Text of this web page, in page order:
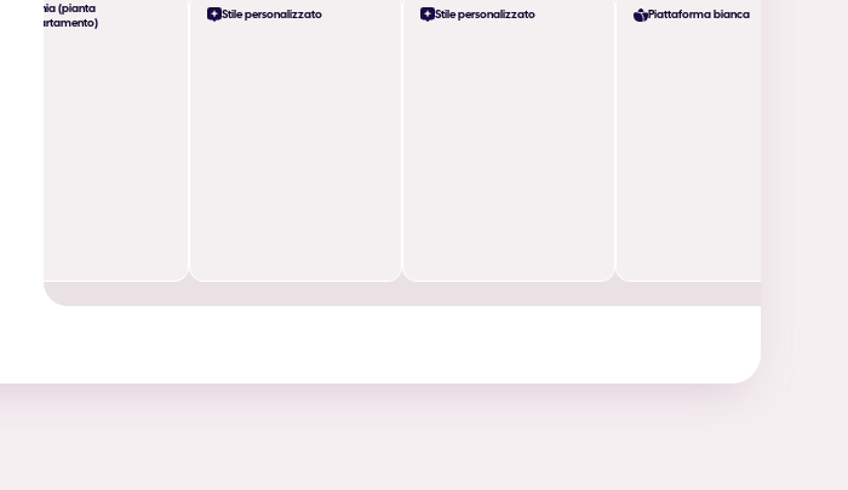
Scrivania (pianta
d'appartamento)
Stile personalizzato Stile personalizzato Piattaforma bianca